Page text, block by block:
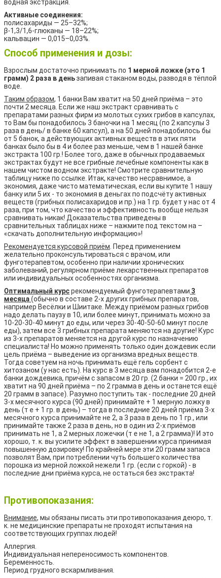
водная экстракция.
Активные соединения:
полисахариды — 25–32%;
β-1,3/1,6-глюканы — 18–22%;
кальвацин — 0,015–0,03%.
Способ применения и дозы:
Взрослым достаточно принимать по 1 мерной ложке (это 1
грамм) 2 раза в деньзапивая стаканом воды, разводя в тёплой
воде.
Таким образом, 1 банки Вам хватит на 50 дней приёма – это
почти 2 месяца. Если же наш экстракт сравнивать с
препаратами разных фирм из молотых сухих грибов в капсулах,
то Вам бы понадобилось 3 баночки на 1 месяц (по 2 капсулы 3
раза в день/ в банке 60 капсул), а на 50 дней понадобилось бы
от 5 банок, а действующих активных веществ в этих пяти
банках было бы в 4 и более раз меньше, чем в 1 нашей банке
экстракта 100 гр.! Более того, даже в обычных продаваемых
экстрактах будут не все грибные лечебные компоненты как в
нашем чистом водном экстракте! Смотрите сравнительную
таблицу ниже по ссылке. Итак, качество несравнимое, а
экономия, даже чисто математическая, если вы купите 1 нашу
банку или 5 их - то экономия в деньгах по подсчёту активных
веществ (грибных полисахаридов и пр.) на 1 гр. будет у нас от 4
раза, при том, что качество и эффективность вообще нельзя
сравнивать никак! Доказательства приведены в
сравнительных таблицах ниже – нажмите под текстом на –
«скачать дополнительную информацию»!
Рекомендуется курсовой приём . Перед применением
желательно проконсультироваться с врачом, или
фунготерапевтом, особенно при наличии хронических
заболеваний, регулярном приёме лекарственных препаратов
или индивидуальных особенностях организма.
Оптимальный курсрекомендуемый фунготерапевтами 3
месяца (обычно в составе 2-х других грибных препаратов,
например Весёлки и Шиитаке. Между приёмом разных грибов
надо делать паузу в 10, или более минут, принимать можно за
10-20-30-40 минут до еды, или через 30-40-50-60 минут после
еды), затем все 3 грибных препарата меняются на другие! Курс
из 3-х препаратов меняется на другой курс по назначению
специалиста! Но можно применять только один дождевик если
цель приёма – выведение из организма вредных веществ.
Тогда советуем на ночь принимать ещё гель сорбент с
хитозаном (у нас есть). На курс в 3 месяца вам понадобится 2-е
банки дождевика, причём с запасом в 20 гр. (2 банки = 200 гр., их
хватит на 90 дней приёма – по 2 грамма в день и останется ещё
20 грамм в запасе). Разумно поступить так - последние 20 дней
3-х месячного курса (90 дней) принимайте + 1 мерную ложку в
день (т е + 1 гр. в день) – тогда в последние 20 дней приёма 3-х
месячного курса принимайте не 2, а 3 раза в день по 1 гр., или
принимайте также 2 раза в день, но в один из 2-х приёмов
принимать не 1, а 2 мерных ложечки (т е не 1, а 2 грамма)! И это
хорошо, т. к. вы усилите эффект в завершении курса принимая
повышенную дозировку! По крайней мере эти 20 грамм запаса
позволят Вам, при потреблении чуть большего количества
порошка из мерной ложкой нежели 1 гр. (если с горкой) - в
последние дни приёма курса, не остаться без экстракта!
Противопоказания:
Внимание, мы обязаны писать эти противопоказания деюро, т.
к. не медицинские препараты не проходят испытания на
соответствующих группах людей!
Аллергия.
Индивидуальная непереносимость компонентов.
Беременность.
Период грудного вскармливания.